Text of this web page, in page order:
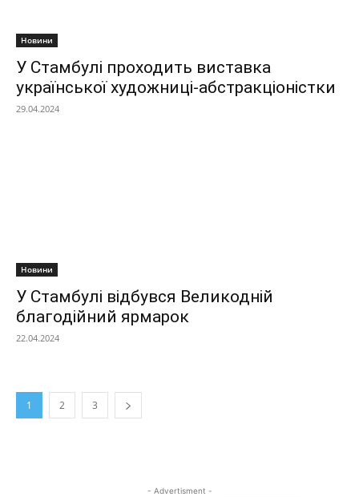
Новини
У Стамбулі проходить виставка
української художниці-абстракціоністки
29.04.2024
Новини
У Стамбулі відбувся Великодній
благодійний ярмарок
22.04.2024
1 2 3
- Advertisment -